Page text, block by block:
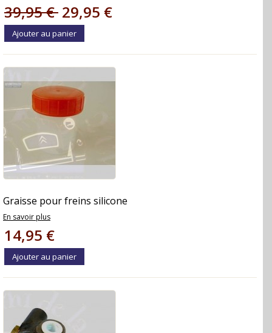
39,95 € 29,95 €
Ajouter au panier
Graisse pour freins silicone
En savoir plus
14,95 €
Ajouter au panier